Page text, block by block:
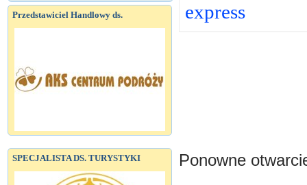
Przedstawiciel Handlowy ds.
SPECJALISTA DS. TURYSTYKI
express
Ponowne